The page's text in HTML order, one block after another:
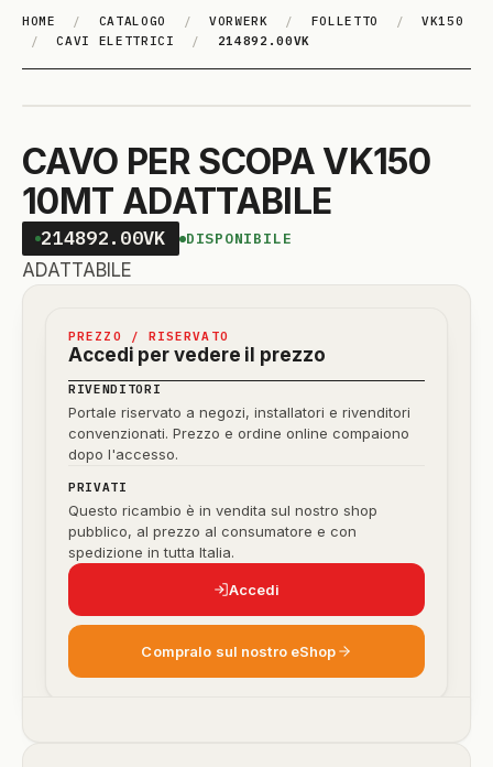
HOME / CATALOGO / VORWERK / FOLLETTO /
VK150
/
CAVI ELETTRICI / 214892.00VK
CAVO PER SCOPA VK150
10MT ADATTABILE
214892.00VK DISPONIBILE
ADATTABILE
PREZZO / RISERVATO
Accedi per vedere il prezzo
RIVENDITORI
Portale riservato a negozi, installatori e rivenditori
convenzionati. Prezzo e ordine online compaiono
dopo l'accesso.
PRIVATI
Questo ricambio è in vendita sul nostro shop
pubblico, al prezzo al consumatore e con
spedizione in tutta Italia.
Accedi
Compralo sul nostro eShop